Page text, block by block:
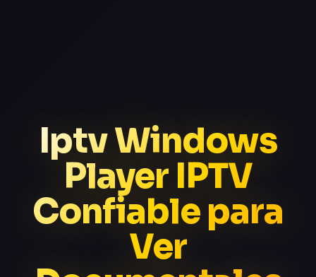
Iptv Windows
Player IPTV
Confiable para
Ver